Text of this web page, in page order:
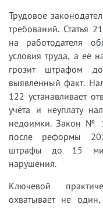
Трудовое
требований. Статья
на работодателя
условия труда, а её
грозит штрафом
выявленный факт.
122 устанавливает
учёта и неуплату
недоимки. Закон №
после реформы
штрафы до 15
нарушения.
Ключевой
охватывает не